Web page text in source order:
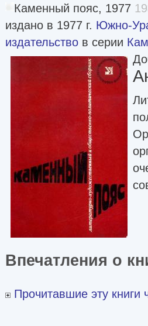
Каменный пояс, 1977
издано в 1977 г. Южно-
издательство в серии
Впечатления о
Прочитавшие эту книги